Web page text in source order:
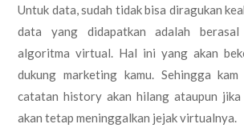
Untuk data, sudah tidak bisa diragukan
data yang didapatkan adalah
algoritma virtual. Hal ini yang akan
dukung marketing kamu. Sehingga
catatan history akan hilang ataupun jika
akan tetap meninggalkan jejak virtualnya.